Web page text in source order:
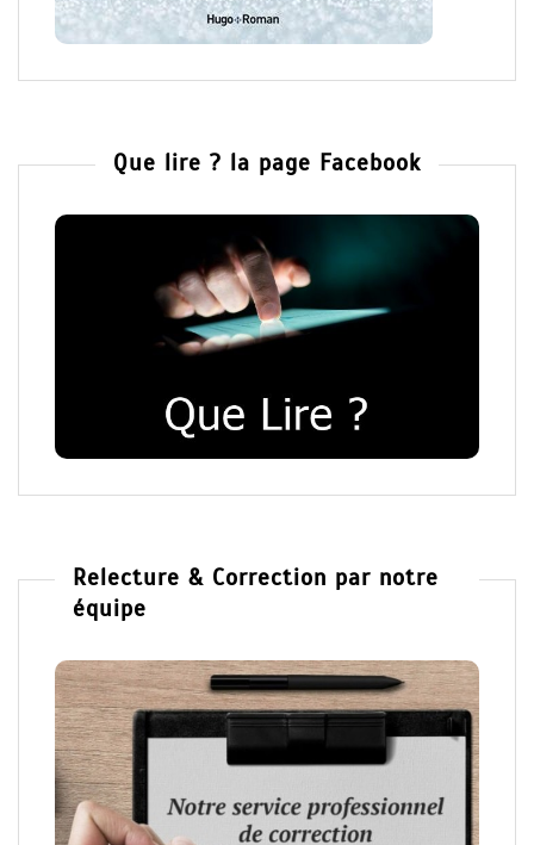
Que lire ? la page Facebook
Relecture & Correction par notre
équipe